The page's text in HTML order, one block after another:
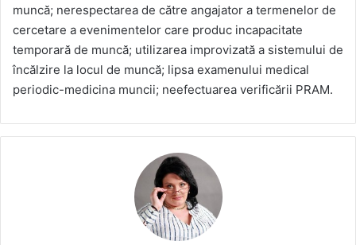
muncă; nerespectarea de către angajator a termenelor de
cercetare a evenimentelor care produc incapacitate
temporară de muncă; utilizarea improvizată a sistemului de
încălzire la locul de muncă; lipsa examenului medical
periodic-medicina muncii; neefectuarea verificării PRAM.